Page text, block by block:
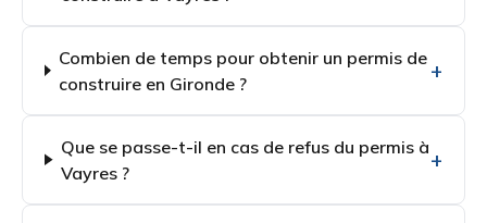
Combien de temps pour obtenir un permis de
construire en Gironde ?
Que se passe-t-il en cas de refus du permis à
Vayres ?